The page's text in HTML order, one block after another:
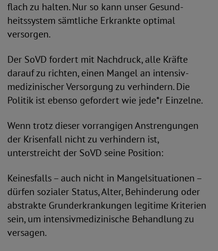
flach zu halten. Nur so kann unser Gesund­
heitssystem sämtliche Erkrankte optimal
versorgen.
Der SoVD fordert mit Nachdruck, alle Kräfte
darauf zu richten, einen Mangel an intensiv­
medizinischer Versorgung zu verhindern. Die
Politik ist ebenso gefordert wie jede*r Einzelne.
Wenn trotz dieser vorrangigen Anstrengun­gen
der Krisenfall nicht zu verhindern ist,
unterstreicht der SoVD seine Position:
Keinesfalls – auch nicht in Mangelsituatio­nen –
dürfen sozialer Status, Alter, Behinde­rung oder
abstrakte Grunderkrankungen legi­time Kriterien
sein, um intensivmedizinische Behandlung zu
versagen.